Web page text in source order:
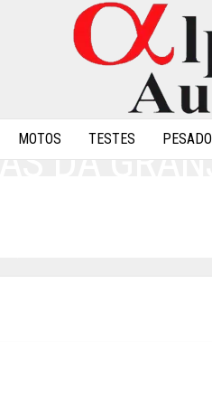
MOTOS TESTES
DA